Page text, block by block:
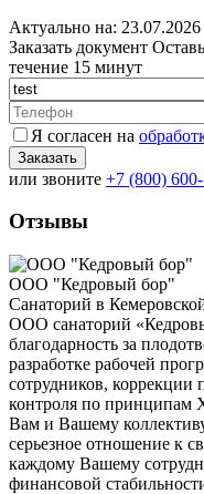
Актуально на: 23.07.2026
Заказать документ
течение 15 минут
Я согласен на
или звоните +7 (800)
Отзывы
ООО "Кедровый бор"
Санаторий в
ООО санаторий
благодарность за
разработке рабочей
сотрудников, коррекции
контроля по
Вам и Вашему
серьезное отношение к
каждому Вашему
финансовой